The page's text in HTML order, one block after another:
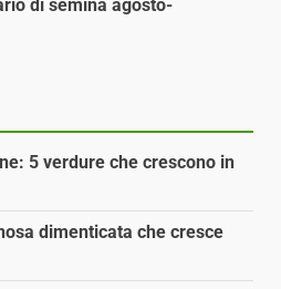
di semina agosto-
5 verdure che crescono in
dimenticata che cresce